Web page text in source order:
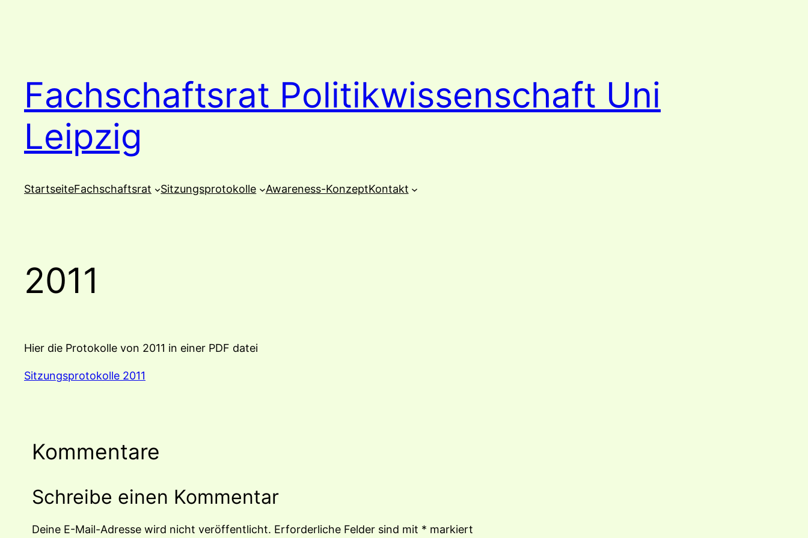
Fachschaftsrat Politikwissenschaft Uni
Leipzig
StartseiteFachschaftsrat Sitzungsprotokolle Awareness-KonzeptKontakt
2011
Hier die Protokolle von 2011 in einer PDF datei
Sitzungsprotokolle 2011
Kommentare
Schreibe einen Kommentar
Deine E-Mail-Adresse wird nicht veröffentlicht. Erforderliche Felder sind mit * markiert